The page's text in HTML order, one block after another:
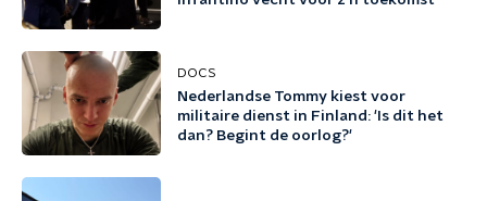
DOCS
Nederlandse Tommy kiest voor
militaire dienst in Finland: 'Is dit het
dan? Begint de oorlog?'